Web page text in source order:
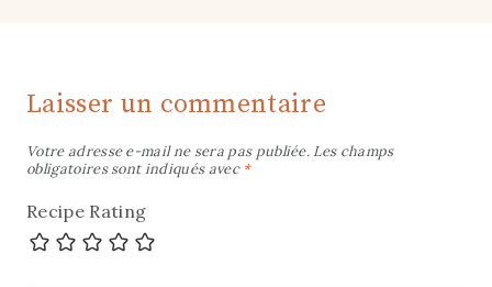
Laisser un commentaire
Votre adresse e-mail ne sera pas publiée. Les champs
obligatoires sont indiqués avec *
Recipe Rating